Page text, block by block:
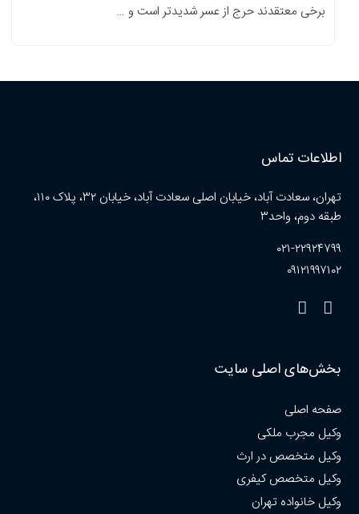
برخی معتقدند حرج از عسر شدیدتر است و …
اطلاعات تماس
تهران، سعادت آباد، خیابان اصلی سعادت آباد، خیابان ۳۲، پلاک ۱۱۰،
طبقه دوم، واحد۳
۰۲۱-۲۲۹۲۴۷۹۹
۰۹۱۲۱۹۹۷۱۰۲
بخش‌های اصلی سایت
صفحه اصلی
وکیل مجرب ملکی
وکیل متخصص در ارث
وکیل متخصص کیفری
وکیل خانواده تهران